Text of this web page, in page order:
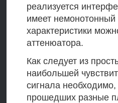
реализуется
имеет немонотонный
характеристики
аттенюатора.
Как следует из
наибольшей
сигнала
прошедших разные